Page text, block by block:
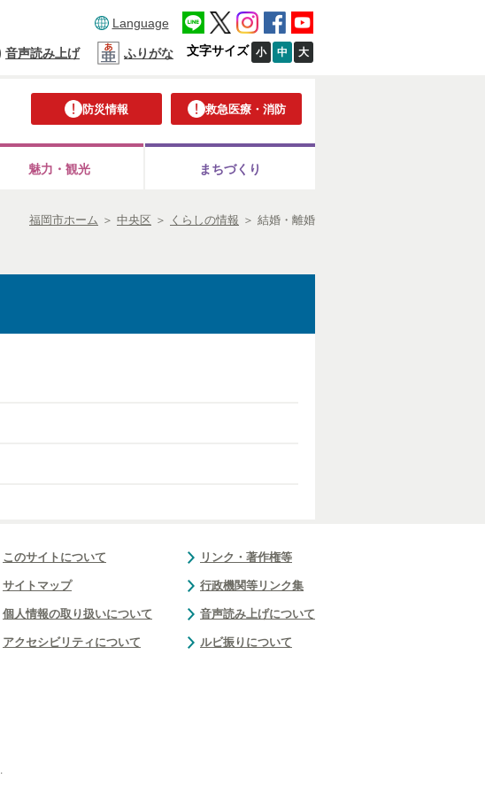
Language
音声読み上げ ふりがな 文字サイズ 小 中 大
防災情報 救急医療・消防
魅力・観光 まちづくり
福岡市ホーム ＞ 中央区 ＞ くらしの情報 ＞ 結婚・離婚
このサイトについて
サイトマップ
個人情報の取り扱いについて
アクセシビリティについて
リンク・著作権等
行政機関等リンク集
音声読み上げについて
ルビ振りについて